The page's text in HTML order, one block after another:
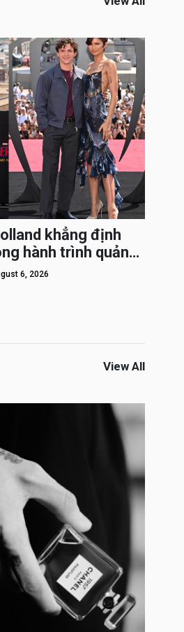
khẳng định
hành trình quảng
6, 2026
View All